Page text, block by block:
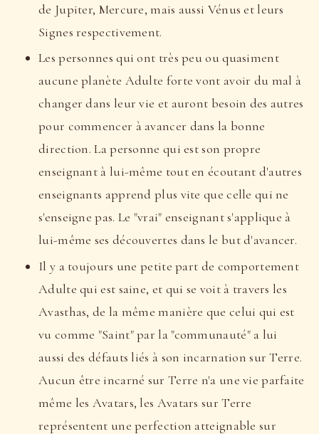
de Jupiter, Mercure, mais aussi Vénus et leurs
Signes respectivement.
Les personnes qui ont très peu ou quasiment
aucune planète Adulte forte vont avoir du mal à
changer dans leur vie et auront besoin des autres
pour commencer à avancer dans la bonne
direction. La personne qui est son propre
enseignant à lui-même tout en écoutant d'autres
enseignants apprend plus vite que celle qui ne
s'enseigne pas. Le "vrai" enseignant s'applique à
lui-même ses découvertes dans le but d'avancer.
Il y a toujours une petite part de comportement
Adulte qui est saine, et qui se voit à travers les
Avasthas, de la même manière que celui qui est
vu comme "Saint" par la "communauté" a lui
aussi des défauts liés à son incarnation sur Terre.
Aucun être incarné sur Terre n'a une vie parfaite
même les Avatars, les Avatars sur Terre
représentent une perfection atteignable sur